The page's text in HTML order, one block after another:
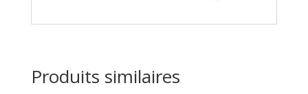
Produits similaires